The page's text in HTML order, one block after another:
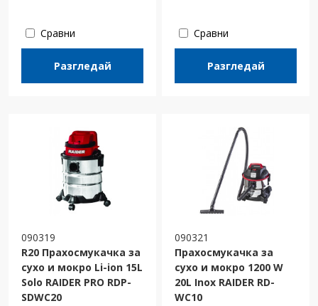
Сравни
Разгледай
Сравни
Разгледай
090319
R20 Прахосмукачка за
сухо и мокро Li-ion 15L
Solo RAIDER PRO RDP-
SDWC20
090321
Прахосмукачка за
сухо и мокро 1200 W
20L Inox RAIDER RD-
WC10